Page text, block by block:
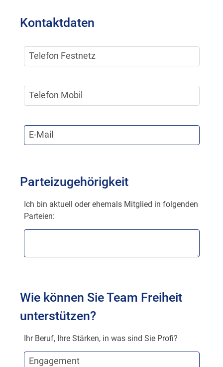
Kontaktdaten
Telefon Festnetz
Telefon Mobil
E-Mail
Parteizugehörigkeit
Ich bin aktuell oder ehemals Mitglied in folgenden
Parteien:
Wie können Sie Team Freiheit
unterstützen?
Ihr Beruf, Ihre Stärken, in was sind Sie Profi?
Engagement